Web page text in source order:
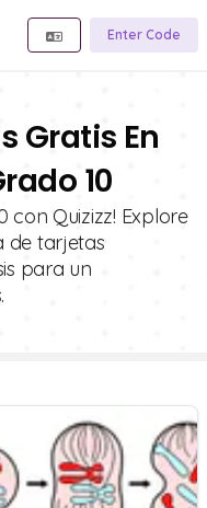
Enter Code
Gratis En
10
con Quizizz! Explore
de tarjetas
para un